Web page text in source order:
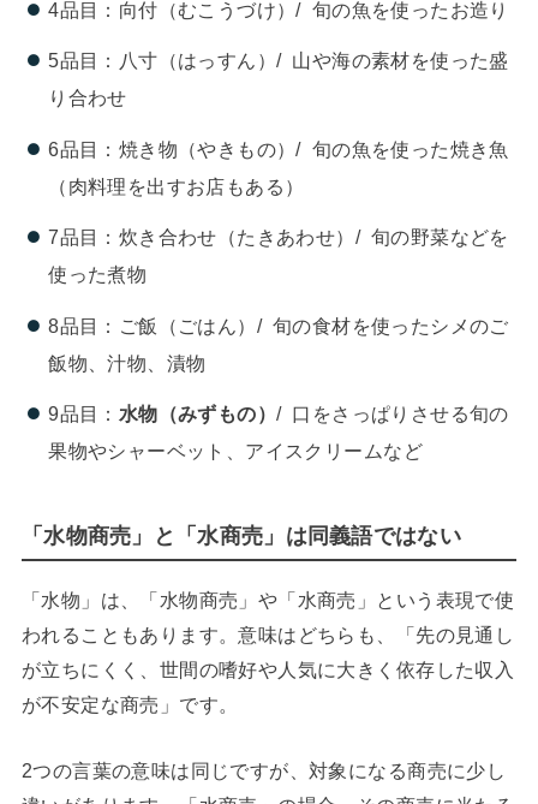
4品目：向付（むこうづけ）/ 旬の魚を使ったお造り
5品目：八寸（はっすん）/ 山や海の素材を使った盛
り合わせ
6品目：焼き物（やきもの）/ 旬の魚を使った焼き魚
（肉料理を出すお店もある）
7品目：炊き合わせ（たきあわせ）/ 旬の野菜などを
使った煮物
8品目：ご飯（ごはん）/ 旬の食材を使ったシメのご
飯物、汁物、漬物
9品目： 水物（みずもの）/ 口をさっぱりさせる旬の
果物やシャーベット、アイスクリームなど
「水物商売」と「水商売」は同義語ではない
「水物」は、「水物商売」や「水商売」という表現で使
われることもあります。意味はどちらも、「先の見通し
が立ちにくく、世間の嗜好や人気に大きく依存した収入
が不安定な商売」です。
2つの言葉の意味は同じですが、対象になる商売に少し